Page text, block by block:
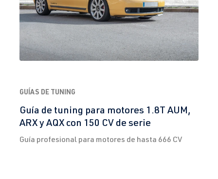
GUÍAS DE TUNING
Guía de tuning para motores 1.8T AUM,
ARX y AQX con 150 CV de serie
Guía profesional para motores de hasta 666 CV